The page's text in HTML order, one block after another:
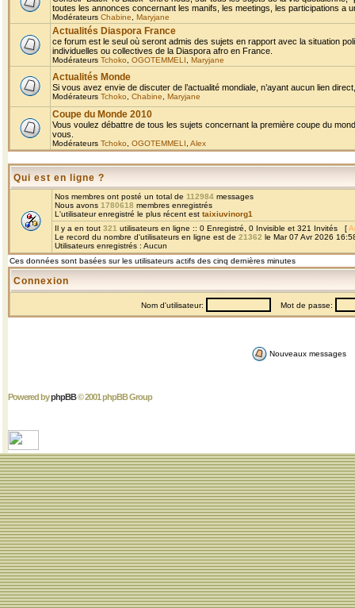
toutes les annonces concernant les manifs, les meetings, les participations a
Modérateurs Chabine Maryjane
Actualités Diaspora France
ce forum est le seul où seront admis des sujets en rapport avec la situation
individuelles ou collectives de la Diaspora afro en France.
Modérateurs Tchoko OGOTEMMELI Maryjane
Actualités Monde
Si vous avez envie de discuter de l’actualité mondiale, n’ayant aucun lien
Modérateurs Tchoko Chabine Maryjane
Coupe du Monde 2010
Vous voulez débattre de tous les sujets concernant la première coupe du
vous.
Modérateurs Tchoko OGOTEMMELI Alex
Qui est en ligne ?
Nos membres ont posté un total de 112984 messages
Nous avons 1780618 membres enregistrés
L'utilisateur enregistré le plus récent est taixiuvinorg1
Il y a en tout 321 utilisateurs en ligne :: 0 Enregistré, 0 Invisible et 321 Invités [
Le record du nombre d'utilisateurs en ligne est de 21362 le Mar 07 Avr 2026
Utilisateurs enregistrés : Aucun
Ces données sont basées sur les utilisateurs actifs des cinq dernières minutes
Connexion
Nom d'utilisateur: Mot de passe:
Nouveaux messages
Powered byphpBB© 2001 phpBB Group